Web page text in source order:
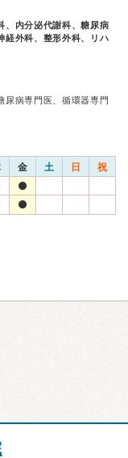
、内分泌代謝科、糖尿病
経外科、整形外科、リハ
尿病専門医、循環器専門
金 土 日 祝